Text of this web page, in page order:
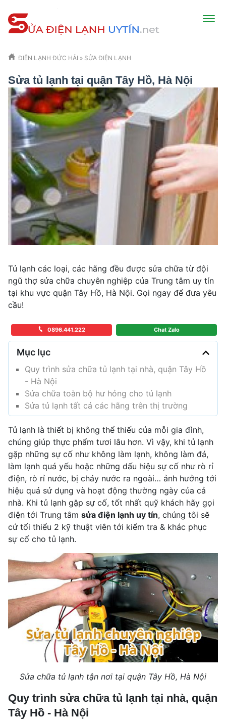
ĐIỆN LẠNH ĐỨC HẢI » SỬA ĐIỆN LẠNH
Sửa tủ lạnh tại quận Tây Hồ, Hà Nội
Tủ lạnh các loại, các hãng đều được sửa chữa từ đội
ngũ thợ sửa chữa chuyên nghiệp của Trung tâm uy tín
tại khu vực quận Tây Hồ, Hà Nội. Gọi ngay để đưa yêu
cầu!
Chat Zalo
0896.441.222
Mục lục
Quy trình sửa chữa tủ lạnh tại nhà, quận Tây Hồ
- Hà Nội
Sửa chữa toàn bộ hư hỏng cho tủ lạnh
Sửa tủ lạnh tất cả các hãng trên thị trường
Tủ lạnh là thiết bị không thể thiếu của mỗi gia đình,
chúng giúp thực phẩm tươi lâu hơn. Vì vậy, khi tủ lạnh
gặp những sự cố như không làm lạnh, không làm đá,
làm lạnh quá yếu hoặc những dấu hiệu sự cố như rò rỉ
điện, rò rỉ nước, bị chảy nước ra ngoài… ảnh hưởng tới
hiệu quả sử dụng và hoạt động thường ngày của cả
nhà. Khi tủ lạnh gặp sự cố, tốt nhất quỹ khách hãy gọi
điện tới Trung tâm sửa điện lạnh uy tín, chúng tôi sẽ
cứ tối thiểu 2 kỹ thuật viên tới kiểm tra & khác phục
sự cố cho tủ lạnh.
Sửa chữa tủ lạnh tận nơi tại quận Tây Hồ, Hà Nội
Quy trình sửa chữa tủ lạnh tại nhà, quận
Tây Hồ - Hà Nội